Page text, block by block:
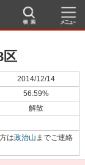
区
2014/12/14
56.59%
解散
は政治山 までご連絡